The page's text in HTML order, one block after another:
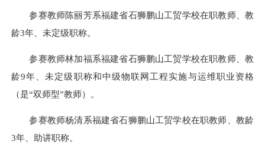
参赛教师陈丽芳系福建省石狮鹏山工贸学校在职教师、教
龄3年、未定级职称。
参赛教师林加福系福建省石狮鹏山工贸学校在职教师、教
龄9年、未定级职称和中级物联网工程实施与运维职业资格
（是“双师型”教师）。
参赛教师杨清系福建省石狮鹏山工贸学校在职教师、教龄
3年、助讲职称。